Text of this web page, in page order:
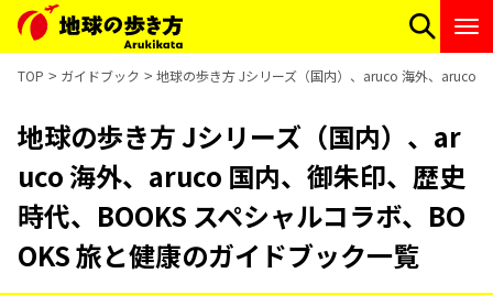
TOP ガイドブック 地球の歩き方 Jシリーズ（国内）、aruco 海外、aruco
地球の歩き方 Jシリーズ（国内）、ar
uco 海外、aruco 国内、御朱印、歴史
時代、BOOKS スペシャルコラボ、BO
OKS 旅と健康のガイドブック一覧